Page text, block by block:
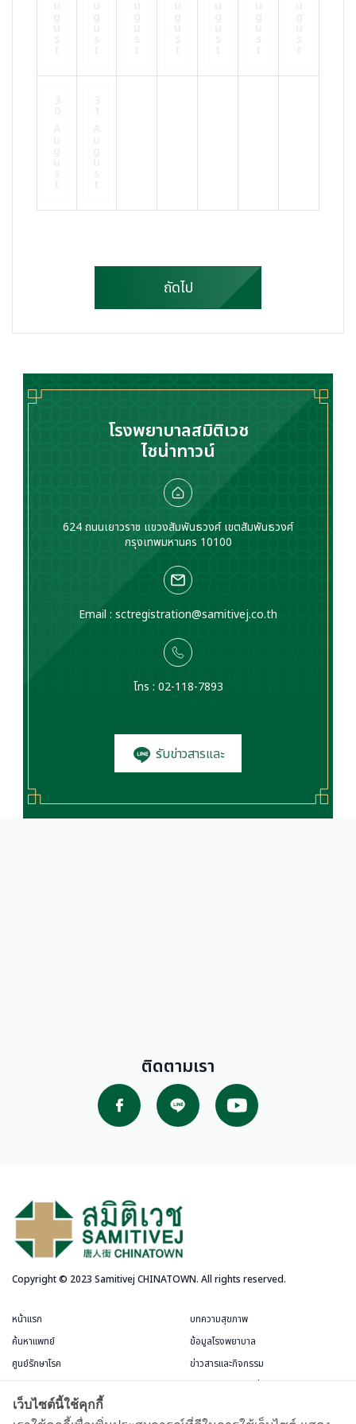
u
g
u
s
t
u
g
u
s
t
u
g
u
s
t
u
g
u
s
t
u
g
u
s
t
u
g
u
s
t
u
g
u
s
t
3
0
A
u
g
u
s
t
3
1
A
u
g
u
s
t
ถัดไป
โรงพยาบาลสมิติเวช
ไชน่าทาวน์
624 ถนนเยาวราช แขวงสัมพันธวงศ์ เขตสัมพันธวงศ์
กรุงเทพมหานคร 10100
Email : sctregistration@samitivej.co.th
โทร : 02-118-7893
รับข่าวสารและ
ติดตามเรา
Copyright © 2023 Samitivej CHINATOWN. All rights reserved.
หน้าแรก
ค้นหาแพทย์
ศูนย์รักษาโรค
ข้อกำหนดและการใช้งาน
บทความสุขภาพ
ข้อมูลโรงพยาบาล
ข่าวสารและกิจกรรม
เว็บไซต์นี้ใช้คุกกี้